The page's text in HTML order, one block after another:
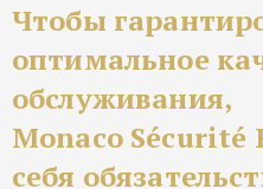
Чтобы
оптимальное
обслуживания,
Monaco Sécurité
себя